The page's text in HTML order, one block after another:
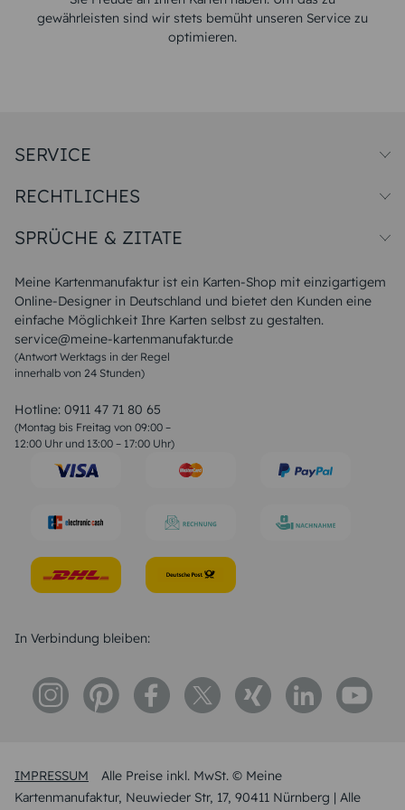
gewährleisten sind wir stets bemüht unseren Service zu
optimieren.
Meine Kartenmanufaktur ist ein Karten-Shop mit einzigartigem
Online-Designer in Deutschland und bietet den Kunden eine
einfache Möglichkeit Ihre Karten selbst zu gestalten.
service@meine-kartenmanufaktur.de
(Antwort Werktags in der Regel
innerhalb von 24 Stunden)
Hotline: 0911 47 71 80 65
(Montag bis Freitag von 09:00 –
12:00 Uhr und 13:00 – 17:00 Uhr)
SERVICE
Papiersorten
Unsere Produktion
Magazin
FAQ
RECHTLICHES
Widerrufsbelehrung
SPRÜCHE & ZITATE
Liebeskummer Sprüche
Sommer Sprüche
Muttertagssprüche
Sprüche zur Hochzeit
Sprüche zur Konfirmation & Kommunion
Weihnachtsgedichte
Liebessprüche
Geburtstagssprüche
Trauersprüche
Konfirmation Glückwünsche
IMPRESSUM
Alle Preise inkl. MwSt. © Meine
Kartenmanufaktur, Neuwieder Str, 17, 90411 Nürnberg | Alle
In Verbindung bleiben: